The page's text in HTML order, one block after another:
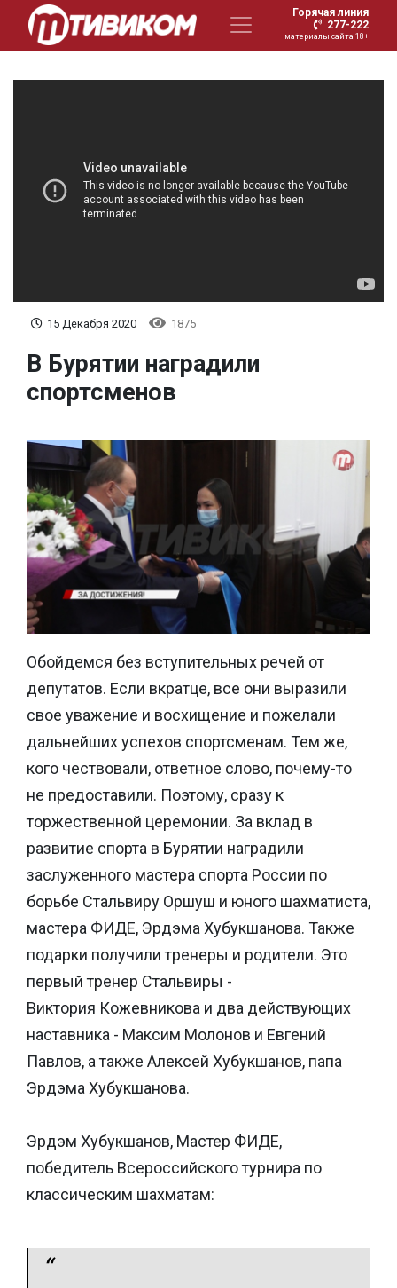
Горячая линия
277-222
материалы сайта 18+
15 Декабря 2020 1875
В Бурятии наградили
спортсменов
Обойдемся без вступительных речей от
депутатов. Если вкратце, все они выразили
свое уважение и восхищение и пожелали
дальнейших успехов спортсменам. Тем же,
кого чествовали, ответное слово, почему-то
не предоставили. Поэтому, сразу к
торжественной церемонии. За вклад в
развитие спорта в Бурятии наградили
заслуженного мастера спорта России по
борьбе Стальвиру Оршуш и юного шахматиста,
мастера ФИДЕ, Эрдэма Хубукшанова. Также
подарки получили тренеры и родители. Это
первый тренер Стальвиры -
Виктория Кожевникова и два действующих
наставника - Максим Молонов и Евгений
Павлов, а также Алексей Хубукшанов, папа
Эрдэма Хубукшанова.
Эрдэм Хубукшанов, Мастер ФИДЕ,
победитель Всероссийского турнира по
классическим шахматам: